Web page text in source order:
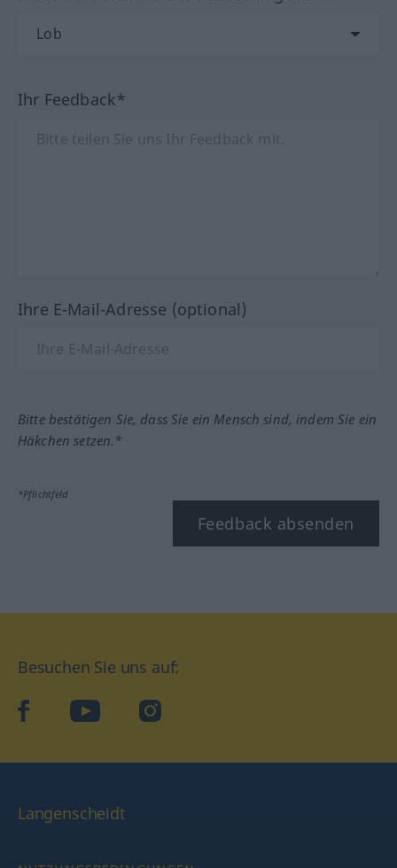
Ihr Feedback*
Ihre E-Mail-Adresse (optional)
Bitte bestätigen Sie, dass Sie ein Mensch sind, indem Sie ein
Häkchen setzen.*
*Pflichtfeld
Feedback absenden
Besuchen Sie uns auf:
facebookYouTube Instagram
Langenscheidt